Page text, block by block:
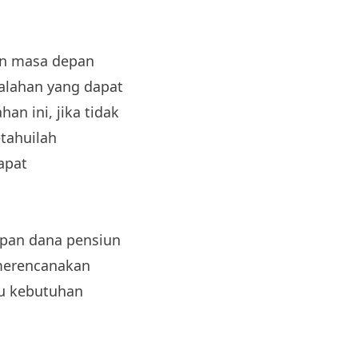
masa depan
yang dapat
ini, jika tidak
dana pensiun
kebutuhan